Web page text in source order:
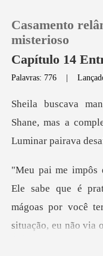
Loja
Sair
Baixar App
Casamento
misterioso
Capítulo 14
Palavras: 776 |
Shane, mas a
mágoas por você